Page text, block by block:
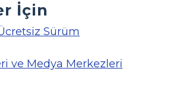
İçin
Sürüm
ve Medya Merkezleri